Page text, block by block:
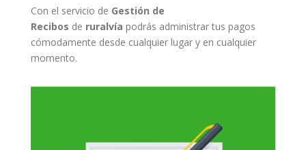
Con el servicio de Gestión de
Recibos de ruralvía podrás administrar tus pagos
cómodamente desde cualquier lugar y en cualquier
momento.